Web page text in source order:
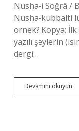
Nüsha-i Soğrâ /
Nusha-kubbalti
örnek? Kopya:
yazılı şeylerin
dergi…
Devamını okuyun